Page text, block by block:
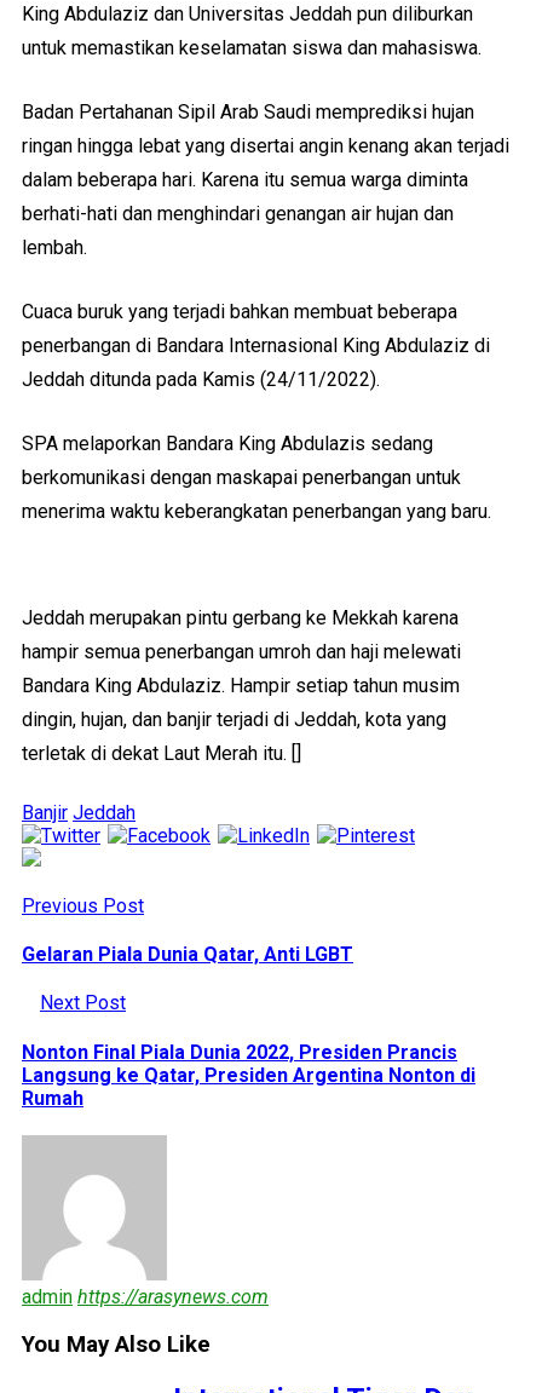
King Abdulaziz dan Universitas Jeddah pun diliburkan
untuk memastikan keselamatan siswa dan mahasiswa.
Badan Pertahanan Sipil Arab Saudi memprediksi hujan
ringan hingga lebat yang disertai angin kenang akan terjadi
dalam beberapa hari. Karena itu semua warga diminta
berhati-hati dan menghindari genangan air hujan dan
lembah.
Cuaca buruk yang terjadi bahkan membuat beberapa
penerbangan di Bandara Internasional King Abdulaziz di
Jeddah ditunda pada Kamis (24/11/2022).
SPA melaporkan Bandara King Abdulazis sedang
berkomunikasi dengan maskapai penerbangan untuk
menerima waktu keberangkatan penerbangan yang baru.
Jeddah merupakan pintu gerbang ke Mekkah karena
hampir semua penerbangan umroh dan haji melewati
Bandara King Abdulaziz. Hampir setiap tahun musim
dingin, hujan, dan banjir terjadi di Jeddah, kota yang
terletak di dekat Laut Merah itu. []
Banjir Jeddah
Previous Post
Gelaran Piala Dunia Qatar, Anti LGBT
Next Post
Nonton Final Piala Dunia 2022, Presiden Prancis
Langsung ke Qatar, Presiden Argentina Nonton di
Rumah
admin https://arasynews.com
You May Also Like